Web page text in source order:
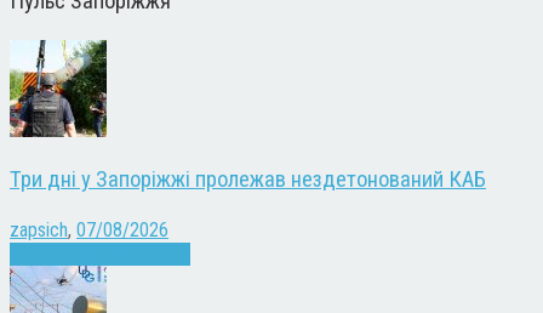
Три дні у Запоріжжі пролежав нездетонований КАБ
zapsich, 07/08/2026